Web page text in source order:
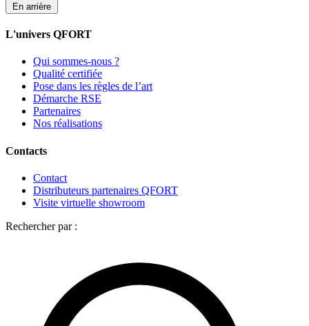
En arrière
L'univers QFORT
Qui sommes-nous ?
Qualité certifiée
Pose dans les règles de l’art
Démarche RSE
Partenaires
Nos réalisations
Contacts
Contact
Distributeurs partenaires QFORT
Visite virtuelle showroom
Rechercher par :